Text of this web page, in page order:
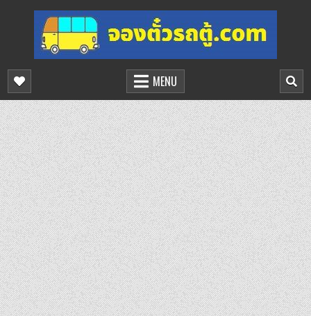
content
จองตั๋วรถตู้ออนไลน์
บริการจองตั๋วรถตู้ออนไลน์
MENU